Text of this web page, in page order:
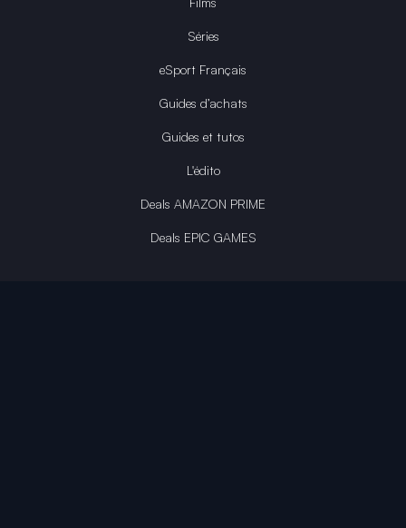
Séries
eSport Français
Guides d’achats
Guides et tutos
L'édito
Deals AMAZON PRIME
Deals EPIC GAMES